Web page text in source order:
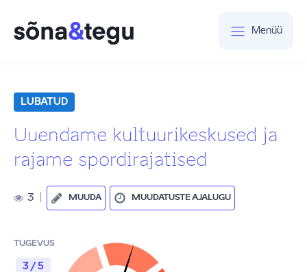
Menüü
LUBATUD
Uuendame kultuurikeskused ja
rajame spordirajatised
3 MUUDA MUUDATUSTE AJALUGU
TUGEVUS
3 / 5